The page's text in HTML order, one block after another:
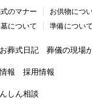
のマナー
お供物につ
について 準備について
お葬式日記 葬儀の現場
報 採用情報
しん相談